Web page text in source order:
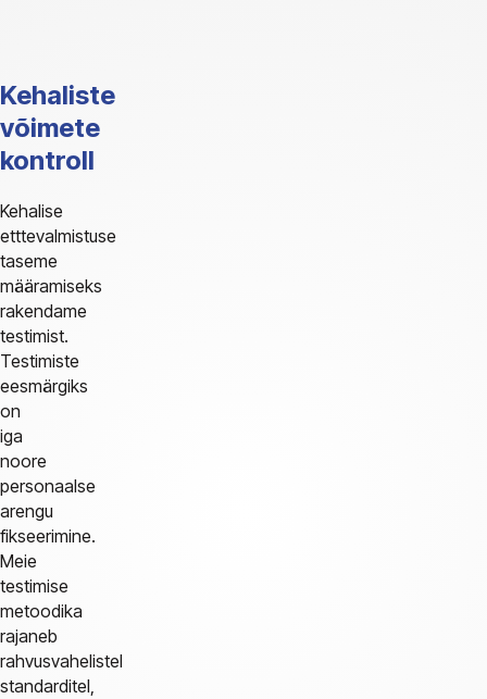
Kehaliste
võimete
kontroll
Kehalise
etttevalmistuse
taseme
määramiseks
rakendame
testimist.
Testimiste
eesmärgiks
on
iga
noore
personaalse
arengu
fikseerimine.
Meie
testimise
metoodika
rajaneb
rahvusvahelistel
standarditel,